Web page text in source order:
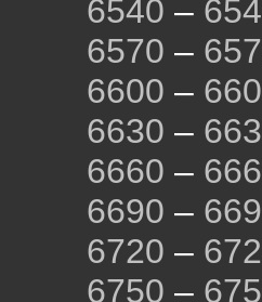
6540 –
6570 –
6600 –
6630 –
6660 –
6690 –
6720 –
6750 –